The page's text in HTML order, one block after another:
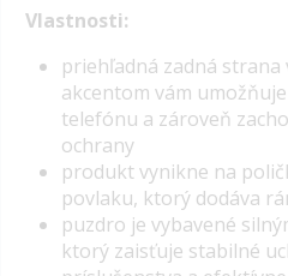
Vlastnosti:
priehľadná zadná
akcentom vám
telefónu a zároveň
ochrany
produkt vynikne na
povlaku, ktorý dodáva
puzdro je vybavené
ktorý zaisťuje stabilné